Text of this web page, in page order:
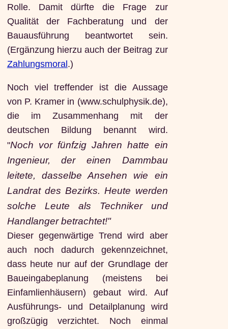
Rolle. Damit dürfte die Frage zur
Qualität der Fachberatung und der
Bauausführung beantwortet sein.
(Ergänzung hierzu auch der Beitrag zur
Zahlungsmoral .)
Noch viel treffender ist die Aussage
von P. Kramer in (www.schulphysik.de),
die im Zusammenhang mit der
deutschen Bildung benannt wird.
"Noch vor fünfzig Jahren hatte ein
Ingenieur, der einen Dammbau
leitete, dasselbe Ansehen wie ein
Landrat des Bezirks. Heute werden
solche Leute als Techniker und
Handlanger betrachtet!"
Dieser gegenwärtige Trend wird aber
auch noch dadurch gekennzeichnet,
dass heute nur auf der Grundlage der
Baueingabeplanung (meistens bei
Einfamlienhäusern) gebaut wird. Auf
Ausführungs- und Detailplanung wird
großzügig verzichtet. Noch einmal